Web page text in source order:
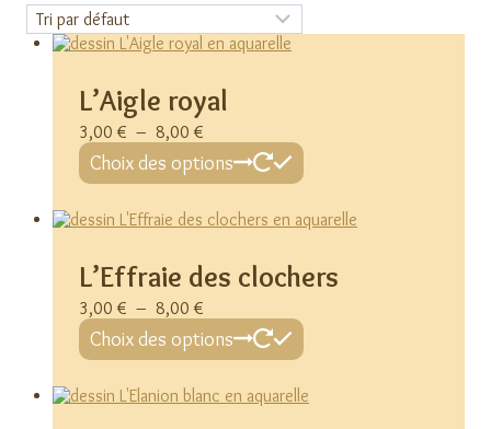
L’Aigle royal
3,00 € – 8,00 €
prix :
3,00 €
8,00 €
Choix des options
Ce
produit
plusieurs
variations.
options
peuvent
choisies
sur
du
L’Effraie des clochers
3,00 € – 8,00 €
prix :
3,00 €
8,00 €
Choix des options
Ce
produit
variations.